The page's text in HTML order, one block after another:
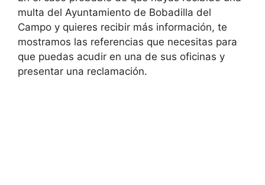
multa del Ayuntamiento de Bobadilla del
Campo y quieres recibir más información, te
mostramos las referencias que necesitas para
que puedas acudir en una de sus oficinas y
presentar una reclamación.